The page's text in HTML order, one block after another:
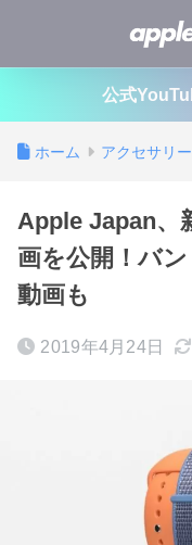
公式
ホーム アクセサリー
Apple Japan、
画を公開！バ
動画も
2019年4月24日